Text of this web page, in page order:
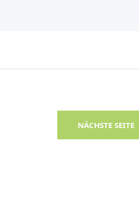
Gleiches hatten sich die
NÄCHSTE SEITE